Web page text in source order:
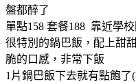
盤都醉了
單點158 套餐188 靠近學
很特別的鍋巴飯，配上甜
脆的口感，非常下飯
1片鍋巴飯下去就有點飽了